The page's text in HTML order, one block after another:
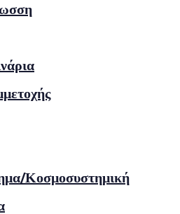
Κοσμοσυστημική